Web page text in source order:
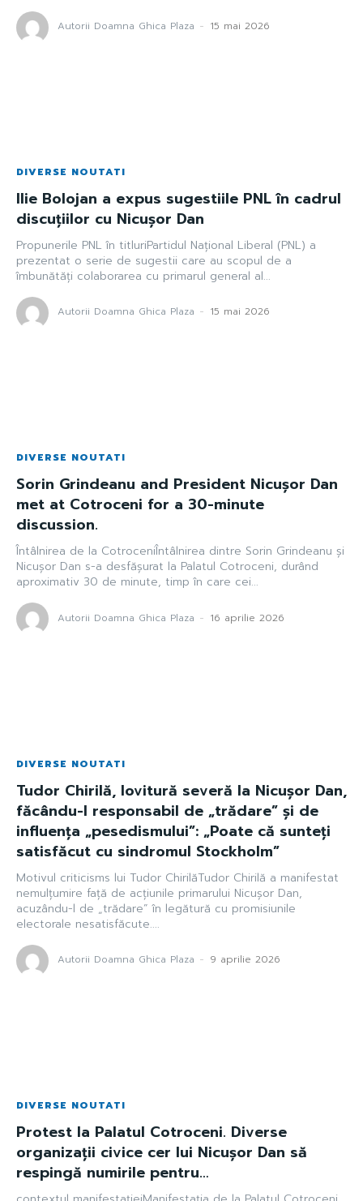
Autorii Doamna Ghica Plaza - 15 mai 2026
DIVERSE NOUTATI
Ilie Bolojan a expus sugestiile PNL în cadrul
discuțiilor cu Nicușor Dan
Propunerile PNL în titluriPartidul Național Liberal (PNL) a
prezentat o serie de sugestii care au scopul de a
îmbunătăți colaborarea cu primarul general al...
Autorii Doamna Ghica Plaza - 15 mai 2026
DIVERSE NOUTATI
Sorin Grindeanu and President Nicușor Dan
met at Cotroceni for a 30-minute
discussion.
Întâlnirea de la CotroceniÎntâlnirea dintre Sorin Grindeanu și
Nicușor Dan s-a desfășurat la Palatul Cotroceni, durând
aproximativ 30 de minute, timp în care cei...
Autorii Doamna Ghica Plaza - 16 aprilie 2026
DIVERSE NOUTATI
Tudor Chirilă, lovitură severă la Nicușor Dan,
făcându-l responsabil de „trădare” și de
influența „pesedismului”: „Poate că sunteți
satisfăcut cu sindromul Stockholm”
Motivul criticisms lui Tudor ChirilăTudor Chirilă a manifestat
nemulțumire față de acțiunile primarului Nicușor Dan,
acuzându-l de „trădare” în legătură cu promisiunile
electorale nesatisfăcute....
Autorii Doamna Ghica Plaza - 9 aprilie 2026
DIVERSE NOUTATI
Protest la Palatul Cotroceni. Diverse
organizații civice cer lui Nicușor Dan să
respingă numirile pentru…